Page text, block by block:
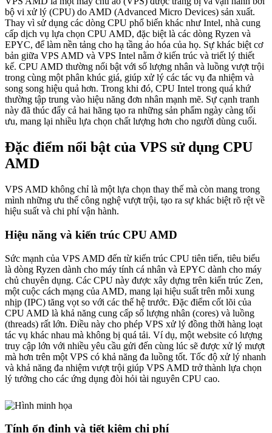
bộ vi xử lý (CPU) do AMD (Advanced Micro Devices) sản xuất.
Thay vì sử dụng các dòng CPU phổ biến khác như Intel, nhà cung
cấp dịch vụ lựa chọn CPU AMD, đặc biệt là các dòng Ryzen và
EPYC, để làm nền tảng cho hạ tầng ảo hóa của họ. Sự khác biệt cơ
bản giữa VPS AMD và VPS Intel nằm ở kiến trúc và triết lý thiết
kế. CPU AMD thường nổi bật với số lượng nhân và luồng vượt trội
trong cùng một phân khúc giá, giúp xử lý các tác vụ đa nhiệm và
song song hiệu quả hơn. Trong khi đó, CPU Intel trong quá khứ
thường tập trung vào hiệu năng đơn nhân mạnh mẽ. Sự cạnh tranh
này đã thúc đẩy cả hai hãng tạo ra những sản phẩm ngày càng tối
ưu, mang lại nhiều lựa chọn chất lượng hơn cho người dùng cuối.
Đặc điểm nổi bật của VPS sử dụng CPU
AMD
VPS AMD không chỉ là một lựa chọn thay thế mà còn mang trong
mình những ưu thế công nghệ vượt trội, tạo ra sự khác biệt rõ rệt về
hiệu suất và chi phí vận hành.
Hiệu năng và kiến trúc CPU AMD
Sức mạnh của VPS AMD đến từ kiến trúc CPU tiên tiến, tiêu biểu
là dòng Ryzen dành cho máy tính cá nhân và EPYC dành cho máy
chủ chuyên dụng. Các CPU này được xây dựng trên kiến trúc Zen,
một cuộc cách mạng của AMD, mang lại hiệu suất trên mỗi xung
nhịp (IPC) tăng vọt so với các thế hệ trước. Đặc điểm cốt lõi của
CPU AMD là khả năng cung cấp số lượng nhân (cores) và luồng
(threads) rất lớn. Điều này cho phép VPS xử lý đồng thời hàng loạt
tác vụ khác nhau mà không bị quá tải. Ví dụ, một website có lượng
truy cập lớn với nhiều yêu cầu gửi đến cùng lúc sẽ được xử lý mượt
mà hơn trên một VPS có khả năng đa luồng tốt. Tốc độ xử lý nhanh
và khả năng đa nhiệm vượt trội giúp VPS AMD trở thành lựa chọn
lý tưởng cho các ứng dụng đòi hỏi tài nguyên CPU cao.
Tính ổn định và tiết kiệm chi phí